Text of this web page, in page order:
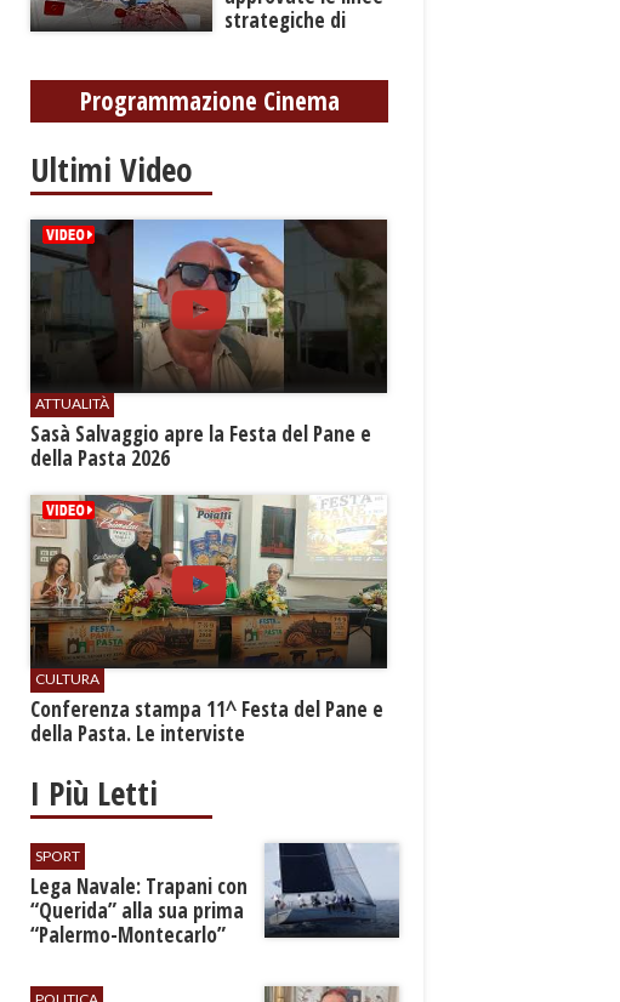
strategiche di
settembre
Programmazione Cinema
Ultimi Video
ATTUALITÀ
Sasà Salvaggio apre la Festa del Pane e
della Pasta 2026
CULTURA
Conferenza stampa 11^ Festa del Pane e
della Pasta. Le interviste
I Più Letti
SPORT
​Lega Navale: Trapani con
“Querida” alla sua prima
“Palermo-Montecarlo”